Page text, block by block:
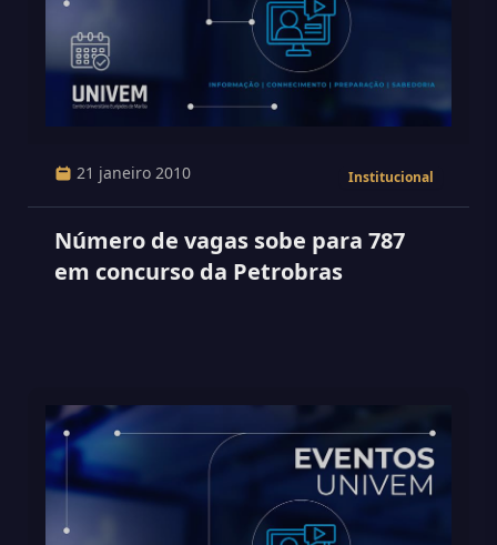
21 janeiro 2010 Institucional
Número de vagas sobe para 787
em concurso da Petrobras